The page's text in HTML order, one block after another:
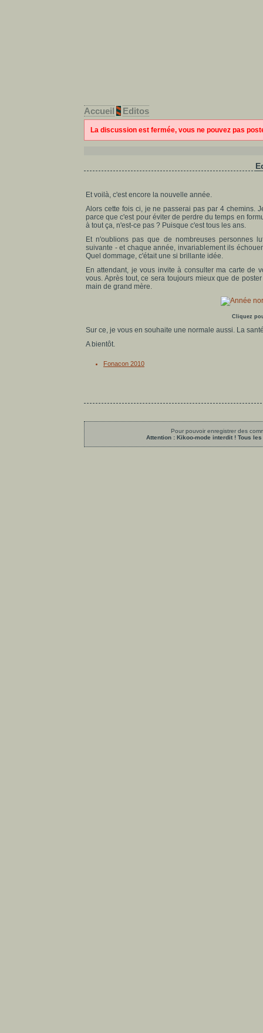
Accueil Editos
La discussion est fermée, vous ne pouvez pas
Et voilà, c'est encore la nouvelle année.
Alors cette fois ci, je ne passerai pas par 4 chemins.
parce que c'est pour éviter de perdre du temps en
à tout ça, n'est-ce pas ? Puisque c'est tous les ans.
Et n'oublions pas que de nombreuses personnes
suivante - et chaque année, invariablement ils
Quel dommage, c'était une si brillante idée.
En attendant, je vous invite à consulter ma carte de
vous. Après tout, ce sera toujours mieux que de
main de grand mère.
Cliquez
Sur ce, je vous en souhaite une normale aussi. La
A bientôt.
Fonacon 2010
Pour pouvoir enregistrer des
Attention : Kikoo-mode interdit ! Tous